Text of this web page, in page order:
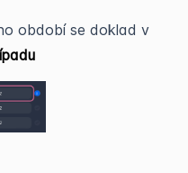
období se doklad v